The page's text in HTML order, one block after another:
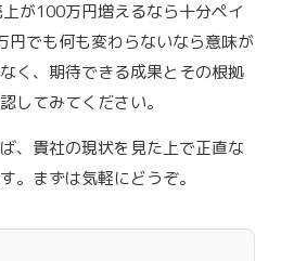
が100万円増えるなら十分ペイ
円でも何も変わらないなら意味が
く、期待できる成果とその根拠
してみてください。
、貴社の現状を見た上で正直な
。まずは気軽にどうぞ。